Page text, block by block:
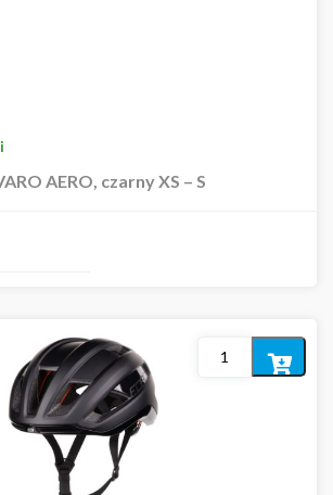
AERO, czarny XS – S
Dodaj